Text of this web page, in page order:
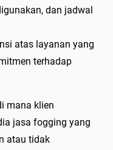
dan jadwal
atas layanan yang
terhadap
mana klien
jasa fogging yang
atau tidak